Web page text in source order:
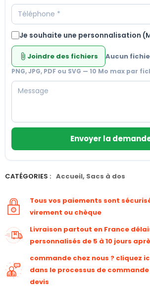
Je souhaite une personnalisation
attach_file Joindre des fichiers Aucun
PNG, JPG, PDF ou SVG — 10 Mo max par
Envoyer la
CATÉGORIES : Accueil, Sacs à dos
Tous vos paiements sont
virement ou chèque
Livraison partout en France
personnalisés de 5 à 10 jours
commande chez nous ? cliquez
dans le processus de
devis